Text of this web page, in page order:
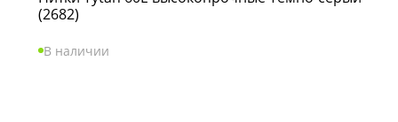
(2682)
В наличии